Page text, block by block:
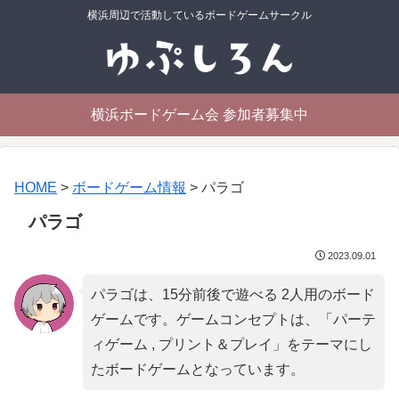
横浜周辺で活動しているボードゲームサークル
横浜ボードゲーム会 参加者募集中
HOME > ボードゲーム情報 > パラゴ
パラゴ
2023.09.01
パラゴは、15分前後で遊べる 2人用のボード
ゲームです。ゲームコンセプトは、「 パーテ
ィゲーム , プリント＆プレイ 」をテーマにし
たボードゲームとなっています。